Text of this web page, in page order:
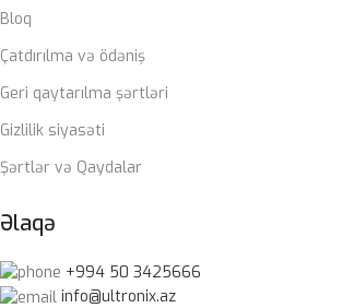
Bloq
Çatdırılma və ödəniş
Geri qaytarılma şərtləri
Gizlilik siyasəti
Şərtlər və Qaydalar
Əlaqə
+994 50 3425666
info@ultronix.az